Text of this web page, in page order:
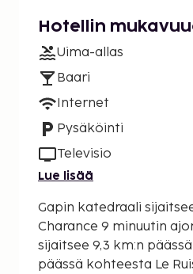
Hotellin
Uima-allas
Baari
Internet
Pysäköinti
Televisio
Lue lisää
Gapin katedraali
Charance 9 minuutin
sijaitsee 9,3 km:n
päässä kohteesta Le